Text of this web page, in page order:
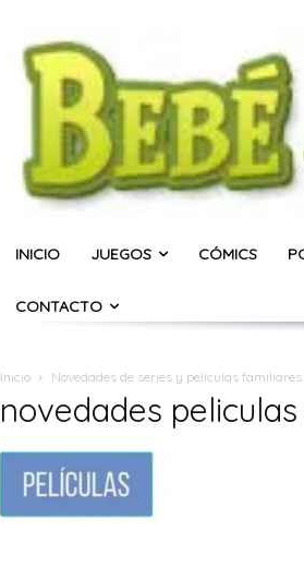
INICIO JUEGOS CÓMICS
CONTACTO
Inicio Novedades de series y películas
novedades